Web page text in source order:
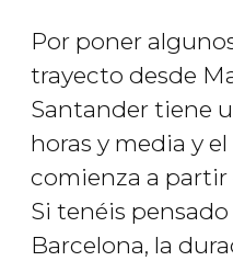
Por poner
trayecto desde
Santander tiene
horas y media y
comienza a partir
Si tenéis
Barcelona, la